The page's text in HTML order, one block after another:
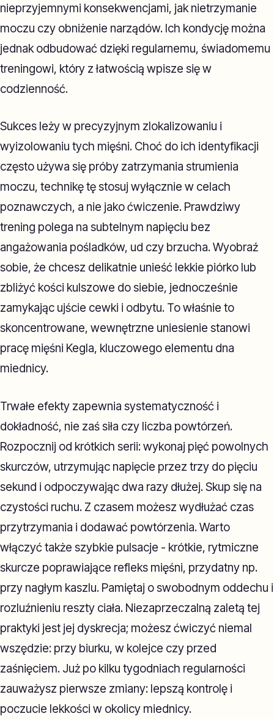
nieprzyjemnymi konsekwencjami, jak nietrzymanie
moczu czy obniżenie narządów. Ich kondycję można
jednak odbudować dzięki regularnemu, świadomemu
treningowi, który z łatwością wpisze się w
codzienność.
Sukces leży w precyzyjnym zlokalizowaniu i
wyizolowaniu tych mięśni. Choć do ich identyfikacji
często używa się próby zatrzymania strumienia
moczu, technikę tę stosuj wyłącznie w celach
poznawczych, a nie jako ćwiczenie. Prawdziwy
trening polega na subtelnym napięciu bez
angażowania pośladków, ud czy brzucha. Wyobraź
sobie, że chcesz delikatnie unieść lekkie piórko lub
zbliżyć kości kulszowe do siebie, jednocześnie
zamykając ujście cewki i odbytu. To właśnie to
skoncentrowane, wewnętrzne uniesienie stanowi
pracę mięśni Kegla, kluczowego elementu dna
miednicy.
Trwałe efekty zapewnia systematyczność i
dokładność, nie zaś siła czy liczba powtórzeń.
Rozpocznij od krótkich serii: wykonaj pięć powolnych
skurczów, utrzymując napięcie przez trzy do pięciu
sekund i odpoczywając dwa razy dłużej. Skup się na
czystości ruchu. Z czasem możesz wydłużać czas
przytrzymania i dodawać powtórzenia. Warto
włączyć także szybkie pulsacje - krótkie, rytmiczne
skurcze poprawiające refleks mięśni, przydatny np.
przy nagłym kaszlu. Pamiętaj o swobodnym oddechu i
rozluźnieniu reszty ciała. Niezaprzeczalną zaletą tej
praktyki jest jej dyskrecja; możesz ćwiczyć niemal
wszędzie: przy biurku, w kolejce czy przed
zaśnięciem. Już po kilku tygodniach regularności
zauważysz pierwsze zmiany: lepszą kontrolę i
poczucie lekkości w okolicy miednicy.